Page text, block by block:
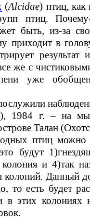
(Alcidae) птиц, как
птиц.
быть, из-за
приходит в
результат
же с
уже
1984 г. – на
Талан
птиц можно
будут
и 4)так
колоний. Данный
то есть будет
этих колониях